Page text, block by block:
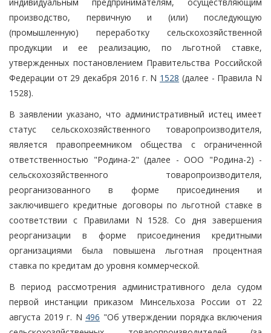
производство, первичную и (или) последующую
(промышленную) переработку сельскохозяйственной
продукции и ее реализацию, по льготной ставке,
утвержденных постановлением Правительства Российской
Федерации от 29 декабря 2016 г. N 1528 (далее - Правила N
1528).
В заявлении указано, что административный истец имеет
статус сельскохозяйственного товаропроизводителя,
является правопреемником общества с ограниченной
ответственностью "Родина-2" (далее - ООО "Родина-2) -
сельскохозяйственного товаропроизводителя,
реорганизованного в форме присоединения и
заключившего кредитные договоры по льготной ставке в
соответствии с Правилами N 1528. Со дня завершения
реорганизации в форме присоединения кредитными
организациями была повышена льготная процентная
ставка по кредитам до уровня коммерческой.
В период рассмотрения административного дела судом
первой инстанции приказом Минсельхоза России от 22
августа 2019 г. N 496 "Об утверждении порядка включения